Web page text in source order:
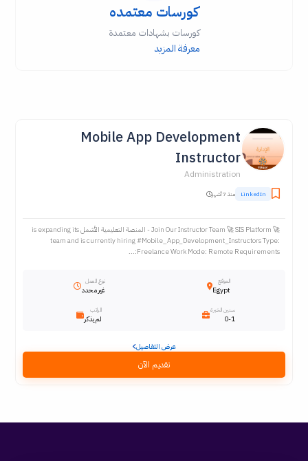
كورسات معتمده
كورسات بشهادات معتمدة
معرفة المزيد
Mobile App Development
Instructor
Administration
LinkedIn منذ 7 أشهر
🚀 Join Our Instructor Team 🚀 SIS Platform - المنصة التعليمية الأشمل is expanding its
team and is currently hiring #Mobile_App_Development_Instructors Type:
Freelance Work Mode: Remote Requirements:...
الموقع
Egypt
نوع العمل
غير محدد
سنين الخبرة
0-1
الراتب
لم يذكر
عرض التفاصيل
تقديم الآن